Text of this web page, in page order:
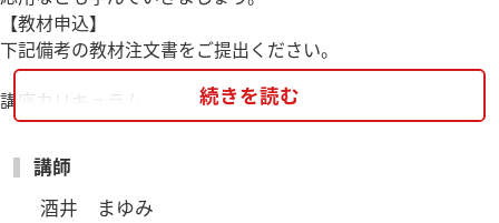
【教材申込】
下記備考の教材注文書をご提出ください。
講座カリキュラム
10月「パックン口金のポーチ」(色選択可)
11月「ハサミケース」
12月「ペンケース」（NEWアイテム）
01月「巾着」(NEWアイテム)
続きを読む
講師
酒井　まゆみ